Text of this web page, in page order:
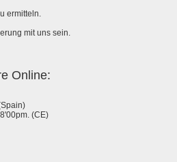
ermitteln.
mit uns sein.
Online:
(CE)